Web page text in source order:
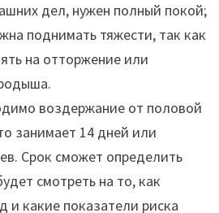
дел, нужен полный покой;
поднимать тяжести, так как
на отторжение или
воздержание от половой
занимает 14 дней или
Срок сможет определить
смотреть на то, как
и какие показатели риска